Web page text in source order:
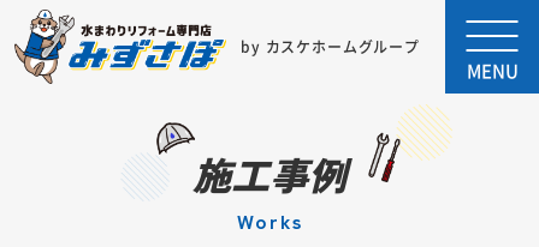
by カスケホームグループ
MENU
施工事例
works